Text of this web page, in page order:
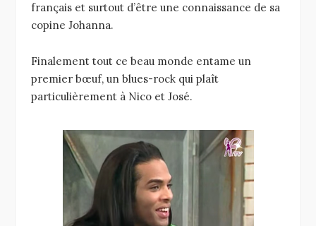
français et surtout d’être une connaissance de sa
copine Johanna.
Finalement tout ce beau monde entame un
premier bœuf, un blues-rock qui plaît
particulièrement à Nico et José.